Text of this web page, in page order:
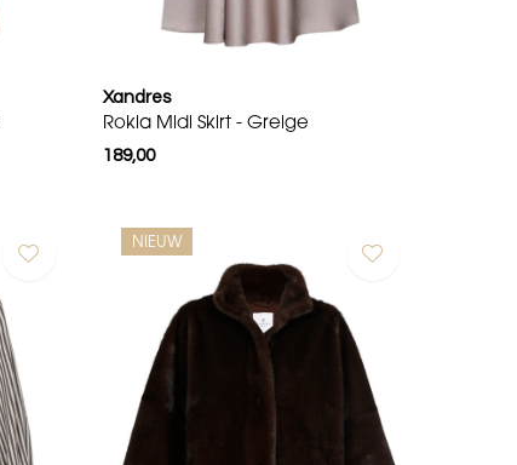
Xandres
Rokia Midi Skirt - Greige
189,00
NIEUW